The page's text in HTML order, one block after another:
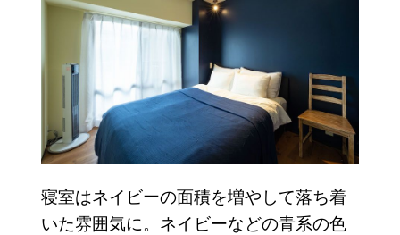
寝室はネイビーの面積を増やして落ち着
いた雰囲気に。ネイビーなどの青系の色